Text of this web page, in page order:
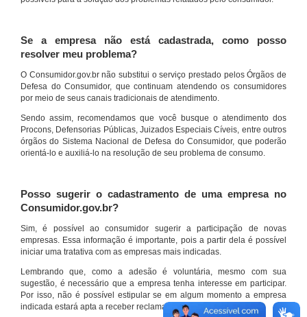
Se a empresa não está cadastrada, como posso
resolver meu problema?
O Consumidor.gov.br não substitui o serviço prestado pelos Órgãos de
Defesa do Consumidor, que continuam atendendo os consumidores
por meio de seus canais tradicionais de atendimento.
Sendo assim, recomendamos que você busque o atendimento dos
Procons, Defensorias Públicas, Juizados Especiais Cíveis, entre outros
órgãos do Sistema Nacional de Defesa do Consumidor, que poderão
orientá-lo e auxiliá-lo na resolução de seu problema de consumo.
Posso sugerir o cadastramento de uma empresa no
Consumidor.gov.br?
Sim, é possível ao consumidor sugerir a participação de novas
empresas. Essa informação é importante, pois a partir dela é possível
iniciar uma tratativa com as empresas mais indicadas.
Lembrando que, como a adesão é voluntária, mesmo com sua
sugestão, é necessário que a empresa tenha interesse em participar.
Por isso, não é possível estipular se em algum momento a empresa
indicada estará apta a receber reclamações por meio do site.